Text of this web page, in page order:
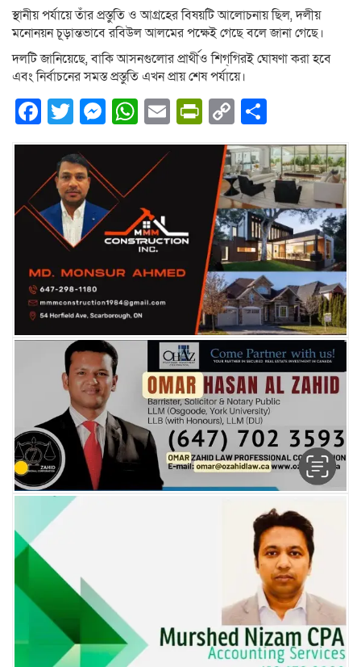
স্থানীয় পর্যায়ে তাঁর প্রস্তুতি ও আগ্রহের বিষয়টি আলোচনায় ছিল, দলীয়
মনোনয়ন চূড়ান্তভাবে রবিউল আলমের পক্ষেই গেছে বলে জানা গেছে।
দলটি জানিয়েছে, বাকি আসনগুলোর প্রার্থীও শিগ্‌গিরই ঘোষণা করা হবে
এবং নির্বাচনের সমস্ত প্রস্তুতি এখন প্রায় শেষ পর্যায়ে।
Facebook
Twitter
Messenger
WhatsApp
EmailPrintFriendly
Copy
Link